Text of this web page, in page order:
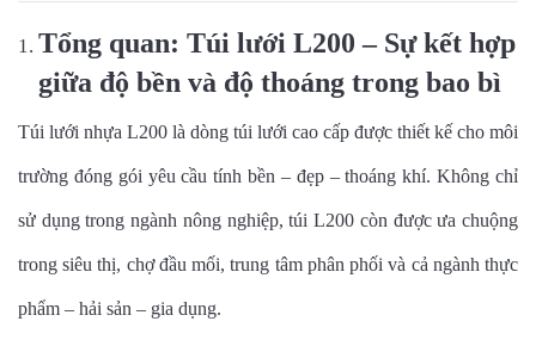
Tổng quan: Túi lưới L200 – Sự kết hợp
giữa độ bền và độ thoáng trong bao bì
Túi lưới nhựa L200 là dòng túi lưới cao cấp được thiết kế cho môi
trường đóng gói yêu cầu tính bền – đẹp – thoáng khí. Không chỉ
sử dụng trong ngành nông nghiệp, túi L200 còn được ưa chuộng
trong siêu thị, chợ đầu mối, trung tâm phân phối và cả ngành thực
phẩm – hải sản – gia dụng.